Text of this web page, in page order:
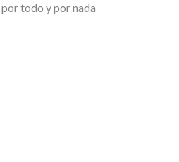
todo y por nada